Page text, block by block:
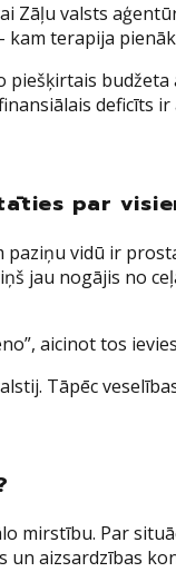
Zāļu valsts
terapija
deficīts
par
vidū ir
jau nogājis no
aicinot tos
Tāpēc
Par
aizsardzības